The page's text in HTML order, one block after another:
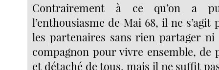
Contrairement à ce qu’on a
l’enthousiasme de Mai 68, il ne
les partenaires sans rien partager
compagnon pour vivre ensemble, de
et détaché de tous, mais il ne suffit